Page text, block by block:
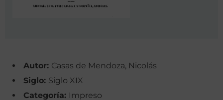
Autor: Casas de Mendoza, Nicolás
Siglo: Siglo XIX
Categoría: Impreso